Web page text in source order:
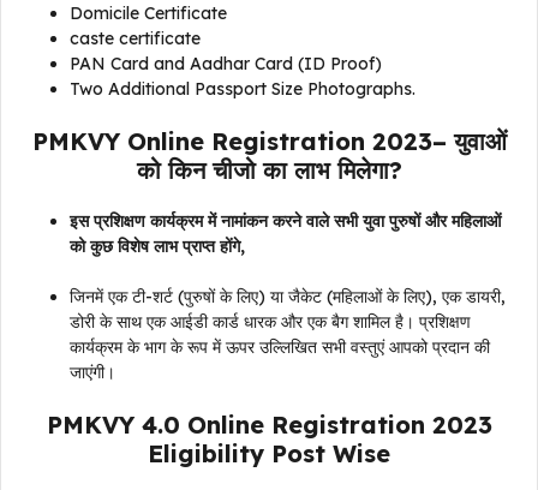
Domicile Certificate
caste certificate
PAN Card and Aadhar Card (ID Proof)
Two Additional Passport Size Photographs.
PMKVY Online Registration 2023– युवाओं
को किन चीजो का लाभ मिलेगा?
इस प्रशिक्षण कार्यक्रम में नामांकन करने वाले सभी युवा पुरुषों और महिलाओं
को कुछ विशेष लाभ प्राप्त होंगे,
जिनमें एक टी-शर्ट (पुरुषों के लिए) या जैकेट (महिलाओं के लिए), एक डायरी,
डोरी के साथ एक आईडी कार्ड धारक और एक बैग शामिल है। प्रशिक्षण
कार्यक्रम के भाग के रूप में ऊपर उल्लिखित सभी वस्तुएं आपको प्रदान की
जाएंगी।
PMKVY 4.0 Online Registration 2023
Eligibility Post Wise